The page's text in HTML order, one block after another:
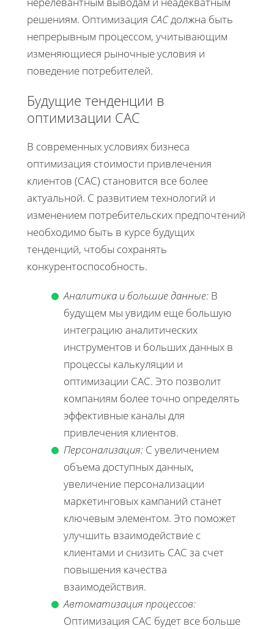
решениям. Оптимизация CACдолжна быть
непрерывным процессом, учитывающим
изменяющиеся рыночные условия и
поведение потребителей.
Будущие тенденции в
оптимизации CAC
В современных условиях бизнеса
оптимизация стоимости привлечения
клиентов (CAC) становится все более
актуальной. С развитием технологий и
изменением потребительских предпочтений
необходимо быть в курсе будущих
тенденций, чтобы сохранять
конкурентоспособность.
Аналитика и большие данные: В
будущем мы увидим еще большую
интеграцию аналитических
инструментов и больших данных в
процессы калькуляции и
оптимизации CAC. Это позволит
компаниям более точно определять
эффективные каналы для
привлечения клиентов.
Персонализация: С увеличением
объема доступных данных,
увеличение персонализации
маркетинговых кампаний станет
ключевым элементом. Это поможет
улучшить взаимодействие с
клиентами и снизить CAC за счет
повышения качества
взаимодействия.
Автоматизация процессов:
Оптимизация CAC будет все больше